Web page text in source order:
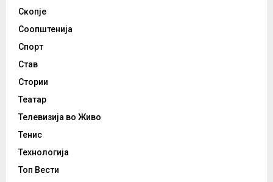
Скопје
Соопштенија
Спорт
Став
Стории
Театар
Телевизија во Живо
Тенис
Технологија
Топ Вести